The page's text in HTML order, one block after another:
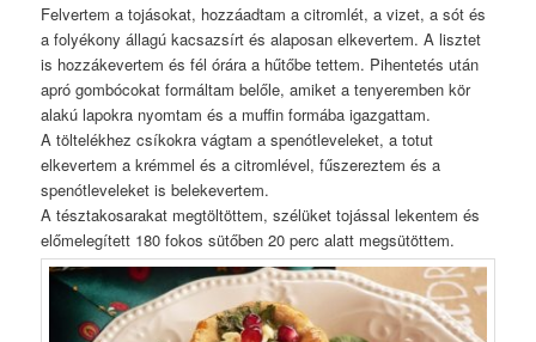
Felvertem a tojásokat, hozzáadtam a citromlét, a vizet, a sót és
a folyékony állagú kacsazsírt és alaposan elkevertem. A lisztet
is hozzákevertem és fél órára a hűtőbe tettem. Pihentetés után
apró gombócokat formáltam belőle, amiket a tenyeremben kör
alakú lapokra nyomtam és a muffin formába igazgattam.
A töltelékhez csíkokra vágtam a spenótleveleket, a totut
elkevertem a krémmel és a citromlével, fűszereztem és a
spenótleveleket is belekevertem.
A tésztakosarakat megtöltöttem, szélüket tojással lekentem és
előmelegített 180 fokos sütőben 20 perc alatt megsütöttem.